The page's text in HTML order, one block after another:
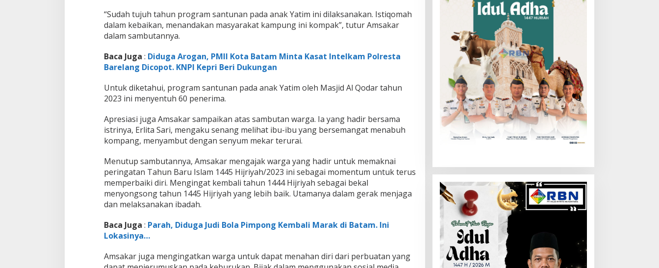
t
a
B
a
a
m
“Sudah tujuh tahun program santunan pada anak Yatim ini dilaksanakan. Istiqomah
dalam kebaikan, menandakan masyarakat kampung ini kompak”, tutur Amsakar
dalam sambutannya.
Baca Juga : Diduga Arogan, PMII Kota Batam Minta Kasat Intelkam Polresta
Barelang Dicopot. KNPI Kepri Beri Dukungan
Untuk diketahui, program santunan pada anak Yatim oleh Masjid Al Qodar tahun
2023 ini menyentuh 60 penerima.
Apresiasi juga Amsakar sampaikan atas sambutan warga. Ia yang hadir bersama
istrinya, Erlita Sari, mengaku senang melihat ibu-ibu yang bersemangat menabuh
kompang, menyambut dengan senyum mekar terurai.
Menutup sambutannya, Amsakar mengajak warga yang hadir untuk memaknai
peringatan Tahun Baru Islam 1445 Hijriyah/2023 ini sebagai momentum untuk terus
memperbaiki diri. Mengingat kembali tahun 1444 Hijriyah sebagai bekal
menyongsong tahun 1445 Hijriyah yang lebih baik. Utamanya dalam gerak menjaga
dan melaksanakan ibadah.
Baca Juga : Parah, Diduga Judi Bola Pimpong Kembali Marak di Batam. Ini
Lokasinya…
Amsakar juga mengingatkan warga untuk dapat menahan diri dari perbuatan yang